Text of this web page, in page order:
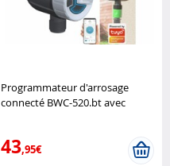
Programmateur d'arrosage
connecté BWC-520.bt avec
43,95€